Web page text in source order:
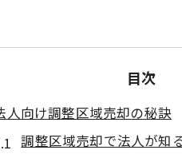
目次
人向け調整区域売却の秘訣
調整区域売却で法人が知